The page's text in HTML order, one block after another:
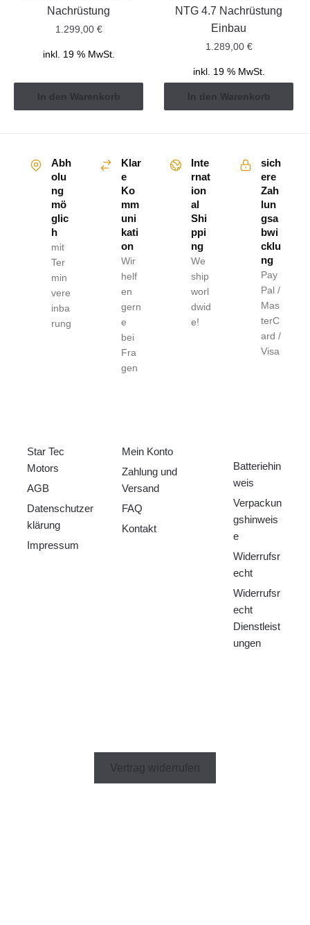
Nachrüstung
1.299,00 €
inkl. 19 % MwSt.
In den Warenkorb
NTG 4.7 Nachrüstung
Einbau
1.289,00 €
inkl. 19 % MwSt.
In den Warenkorb
Abh
olu
ng
mö
glic
h
mit
Ter
min
vere
inba
rung
Klar
e
Ko
mm
uni
kati
on
Wir
helf
en
gern
e
bei
Fra
gen
Inte
rnat
ion
al
Shi
ppi
ng
We
ship
worl
dwid
e!
sich
ere
Zah
lun
gsa
bwi
cklu
ng
Pay
Pal /
Mas
terC
ard /
Visa
Star Tec
Motors
AGB
Datenschutzer
klärung
Impressum
Mein Konto
Zahlung und
Versand
FAQ
Kontakt
Batteriehin
weis
Verpackun
gshinweis
e
Widerrufsr
echt
Widerrufsr
echt
Dienstleist
ungen
Vertrag widerrufen